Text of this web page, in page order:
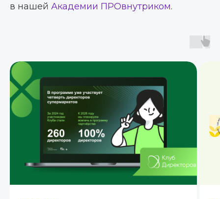
в нашей Академии ПРОвнутриком.